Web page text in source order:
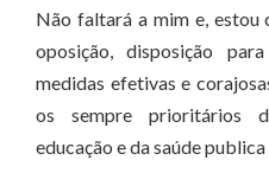
Não faltará a mim e, estou
oposição, disposição
medidas efetivas e
os sempre prioritários
educação e da saúde
Olá! Seja bem-
Aqui você pode
com o gabinete do
Sua participação é